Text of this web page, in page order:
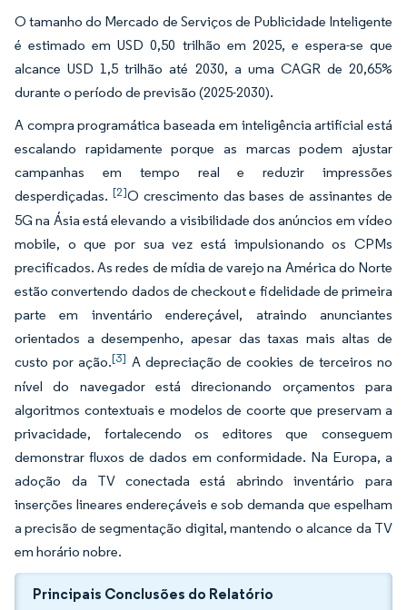
O tamanho do Mercado de Serviços de Publicidade Inteligente
é estimado em USD 0,50 trilhão em 2025, e espera-se que
alcance USD 1,5 trilhão até 2030, a uma CAGR de 20,65%
durante o período de previsão (2025-2030).
A compra programática baseada em inteligência artificial está
escalando rapidamente porque as marcas podem ajustar
campanhas em tempo real e reduzir impressões
desperdiçadas. [2]O crescimento das bases de assinantes de
5G na Ásia está elevando a visibilidade dos anúncios em vídeo
mobile, o que por sua vez está impulsionando os CPMs
precificados. As redes de mídia de varejo na América do Norte
estão convertendo dados de checkout e fidelidade de primeira
parte em inventário endereçável, atraindo anunciantes
orientados a desempenho, apesar das taxas mais altas de
custo por ação.[3] A depreciação de cookies de terceiros no
nível do navegador está direcionando orçamentos para
algoritmos contextuais e modelos de coorte que preservam a
privacidade, fortalecendo os editores que conseguem
demonstrar fluxos de dados em conformidade. Na Europa, a
adoção da TV conectada está abrindo inventário para
inserções lineares endereçáveis e sob demanda que espelham
a precisão de segmentação digital, mantendo o alcance da TV
em horário nobre.
Principais Conclusões do Relatório